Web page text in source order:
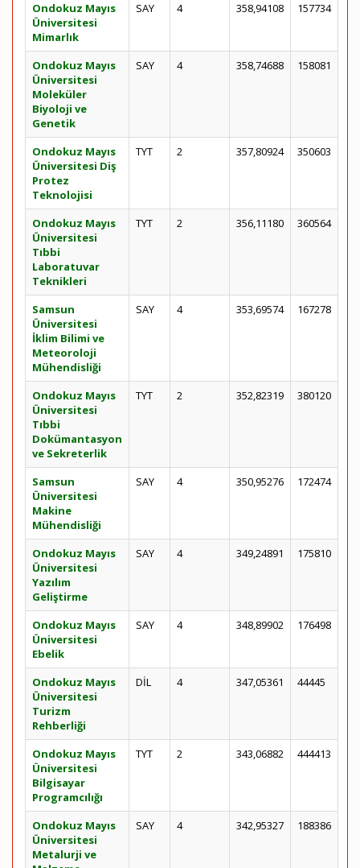
Ondokuz Mayıs
Üniversitesi
Mimarlık
SAY 4 358,94108 157734
Ondokuz Mayıs
Üniversitesi
Moleküler
Biyoloji ve
Genetik
SAY 4 358,74688 158081
Ondokuz Mayıs
Üniversitesi Diş
Protez
Teknolojisi
TYT 2 357,80924 350603
Ondokuz Mayıs
Üniversitesi
Tıbbi
Laboratuvar
Teknikleri
TYT 2 356,11180 360564
Samsun
Üniversitesi
İklim Bilimi ve
Meteoroloji
Mühendisliği
SAY 4 353,69574 167278
Ondokuz Mayıs
Üniversitesi
Tıbbi
Dokümantasyon
ve Sekreterlik
TYT 2 352,82319 380120
Samsun
Üniversitesi
Makine
Mühendisliği
SAY 4 350,95276 172474
Ondokuz Mayıs
Üniversitesi
Yazılım
Geliştirme
SAY 4 349,24891 175810
Ondokuz Mayıs
Üniversitesi
Ebelik
SAY 4 348,89902 176498
Ondokuz Mayıs
Üniversitesi
Turizm
Rehberliği
DİL 4 347,05361 44445
Ondokuz Mayıs
Üniversitesi
Bilgisayar
Programcılığı
TYT 2 343,06882 444413
Ondokuz Mayıs
Üniversitesi
Metalurji ve
SAY 4 342,95327 188386